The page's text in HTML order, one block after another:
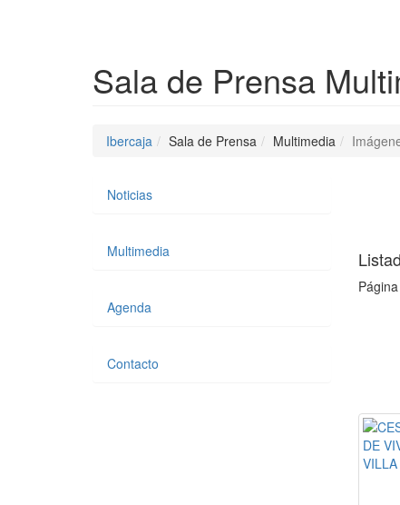
Sala de Prensa
Ibercaja Sala de Prensa Multimedia
Página
Noticias
Multimedia
Agenda
Contacto